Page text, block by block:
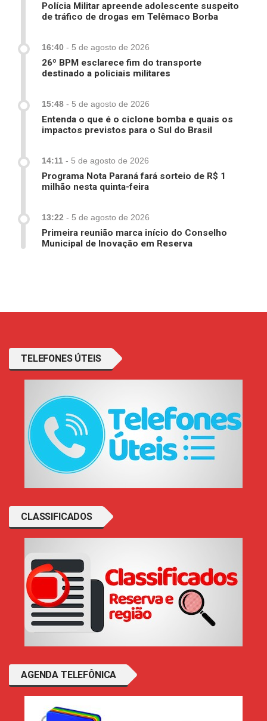
Polícia Militar apreende adolescente suspeito
de tráfico de drogas em Telêmaco Borba
16:40 - 5 de agosto de 2026
26º BPM esclarece fim do transporte
destinado a policiais militares
15:48 - 5 de agosto de 2026
Entenda o que é o ciclone bomba e quais os
impactos previstos para o Sul do Brasil
14:11 - 5 de agosto de 2026
Programa Nota Paraná fará sorteio de R$ 1
milhão nesta quinta-feira
13:22 - 5 de agosto de 2026
Primeira reunião marca início do Conselho
Municipal de Inovação em Reserva
TELEFONES ÚTEIS
CLASSIFICADOS
AGENDA TELEFÔNICA